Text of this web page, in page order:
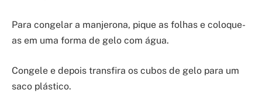
Para congelar a manjerona, pique as folhas e coloque-
as em uma forma de gelo com água.
Congele e depois transfira os cubos de gelo para um
saco plástico.